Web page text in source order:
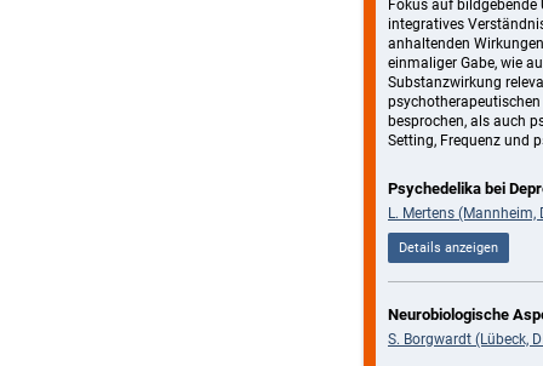
Fokus auf
integratives
anhaltenden
einmaliger Gabe, wie
Substanzwirkung
besprochen, als auch
Setting, Frequenz und
Psychedelika bei
L. Mertens (Mannheim,
Details anzeigen
Neurobiologische
S. Borgwardt (Lübeck,